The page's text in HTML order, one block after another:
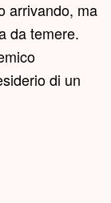
arrivando, ma
da temere.
di un